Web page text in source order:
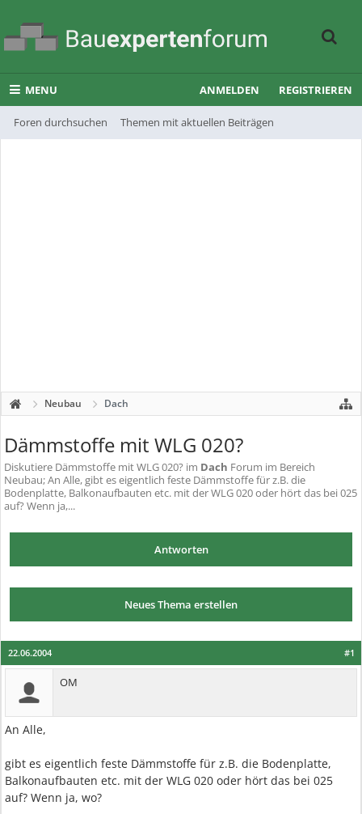
MENU
Foren durchsuchen Themen mit aktuellen Beiträgen
ANMELDEN REGISTRIEREN
Neubau Dach
Dämmstoffe mit WLG 020?
Diskutiere Dämmstoffe mit WLG 020? im Dach Forum im Bereich
Neubau; An Alle, gibt es eigentlich feste Dämmstoffe für z.B. die
Bodenplatte, Balkonaufbauten etc. mit der WLG 020 oder hört das bei 025
auf? Wenn ja,...
Antworten
Neues Thema erstellen
#1
22.06.2004
OM
An Alle,
gibt es eigentlich feste Dämmstoffe für z.B. die Bodenplatte,
Balkonaufbauten etc. mit der WLG 020 oder hört das bei 025
auf? Wenn ja, wo?